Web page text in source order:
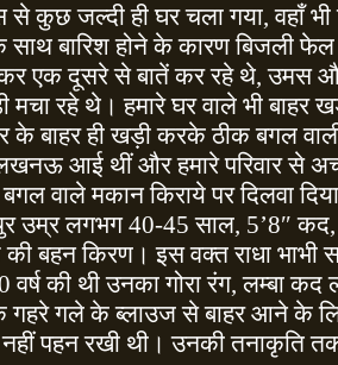
जल्दी ही घर चला गया, वहाँ भी
बारिश होने के कारण बिजली
एक दूसरे से बातें कर रहे थे, उमस
रहे थे। हमारे घर वाले भी बाहर
के बाहर ही खड़ी करके ठीक बगल
आई थीं और हमारे परिवार से
वाले मकान किराये पर दिलवा
उम्र लगभग 40-45 साल, 5’8″
बहन किरण। इस वक्त राधा भाभी
वर्ष की थी उनका गोरा रंग, लम्बा
गहरे गले के ब्लाउज से बाहर आने के
नहीं पहन रखी थी। उनकी तनाकृति